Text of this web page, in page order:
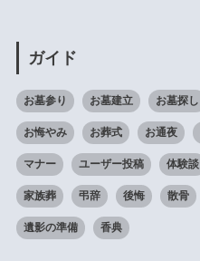
ガイド
お墓参り お墓建立 お墓探し
お悔やみ お葬式 お通夜
マナー ユーザー投稿 体験談
家族葬 弔辞 後悔 散骨
遺影の準備 香典